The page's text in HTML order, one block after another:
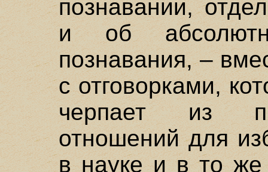
познавании,
и об
познавания, –
с отговорками,
черпает из
отношений для
в науке и в то